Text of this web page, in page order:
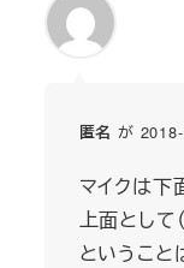
匿名 が
マイクは下
上面として
ということ